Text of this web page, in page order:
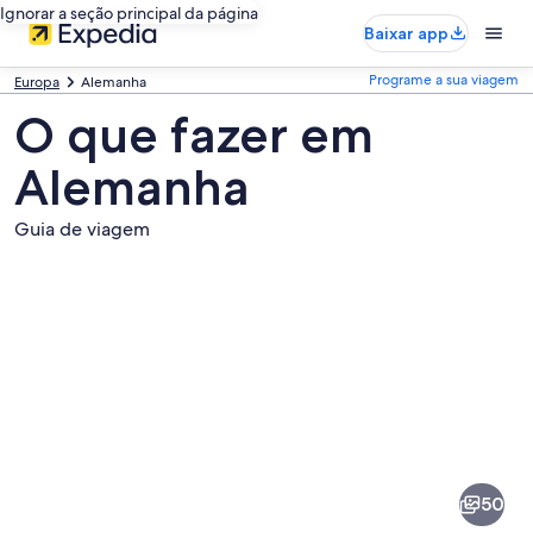
Ignorar a seção principal da página
Baixar app
Europa Alemanha Programe a sua viagem
O que fazer em
Alemanha
Guia de viagem
50